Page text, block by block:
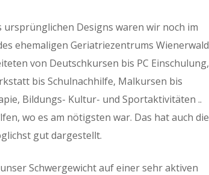
ursprünglichen Designs waren wir noch im
ehemaligen Geriatriezentrums Wienerwald
von Deutschkursen bis PC Einschulung,
bis Schulnachhilfe, Malkursen bis
Bildungs- Kultur- und Sportaktivitäten ..
wo es am nötigsten war. Das hat auch die
gut dargestellt.
Schwergewicht auf einer sehr aktiven